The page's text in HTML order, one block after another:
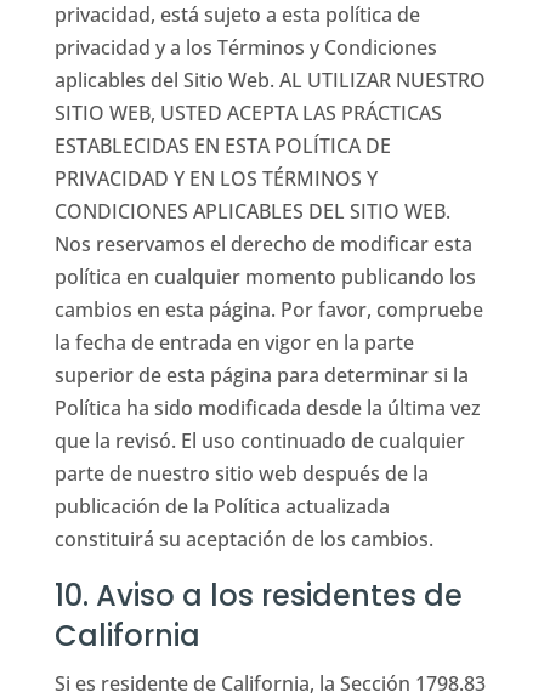
privacidad, está sujeto a esta política de
privacidad y a los Términos y Condiciones
aplicables del Sitio Web. AL UTILIZAR NUESTRO
SITIO WEB, USTED ACEPTA LAS PRÁCTICAS
ESTABLECIDAS EN ESTA POLÍTICA DE
PRIVACIDAD Y EN LOS TÉRMINOS Y
CONDICIONES APLICABLES DEL SITIO WEB.
Nos reservamos el derecho de modificar esta
política en cualquier momento publicando los
cambios en esta página. Por favor, compruebe
la fecha de entrada en vigor en la parte
superior de esta página para determinar si la
Política ha sido modificada desde la última vez
que la revisó. El uso continuado de cualquier
parte de nuestro sitio web después de la
publicación de la Política actualizada
constituirá su aceptación de los cambios.
10. Aviso a los residentes de
California
Si es residente de California, la Sección 1798.83